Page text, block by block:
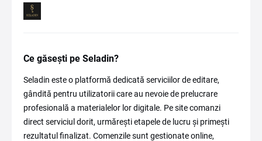
Ce găsești pe Seladin?
Seladin este o platformă dedicată serviciilor de editare,
gândită pentru utilizatorii care au nevoie de prelucrare
profesională a materialelor lor digitale. Pe site comanzi
direct serviciul dorit, urmărești etapele de lucru și primești
rezultatul finalizat. Comenzile sunt gestionate online,